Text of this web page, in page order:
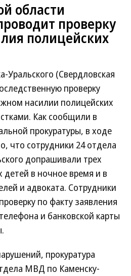
области
проверку
полицейских
Уральского (Свердловская
проверку
насилии полицейских
Как сообщили в
прокуратуры, в ходе
что сотрудники 24 отдела
допрашивали трех
в ночное время и в
и адвоката. Сотрудники
по факту заявления
и банковской карты
прокуратура
МВД по Каменску-